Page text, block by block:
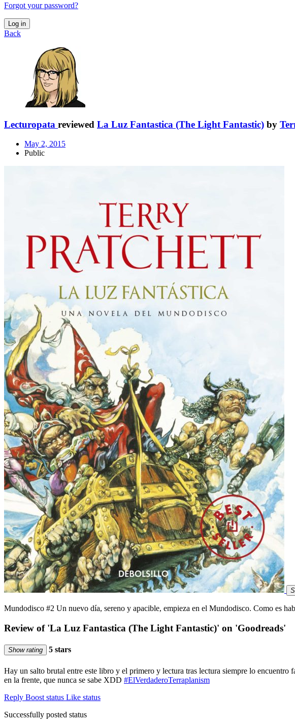
Forgot your password?
Log in
Back
Lecturopata reviewed La Luz Fantastica (The Light Fantastic) by
May 2, 2015
Public
Mundodisco #2 Un nuevo día, sereno y apacible, empieza en el Mundodisco. Como es
Review of 'La Luz Fantastica (The Light Fantastic)' on 'Goodreads'
Show rating 5 stars
Hay un salto brutal entre este libro y el primero y lectura tras lectura siempre lo encuentro
en la frente, que nunca se sabe XDD #ElVerdaderoTerraplanism
Reply Boost status Like status
Successfully posted status